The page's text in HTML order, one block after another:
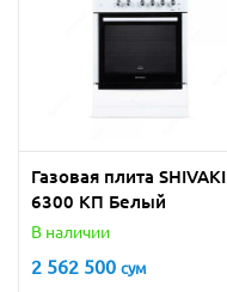
Газовая плита SHIVAKI
6300 КП Белый
В наличии
2 562 500 сум